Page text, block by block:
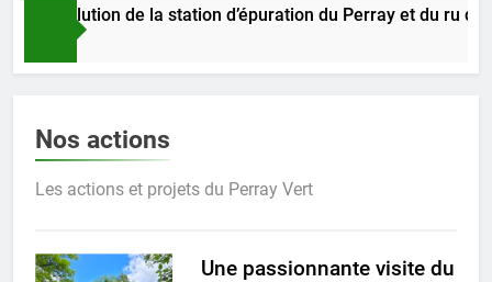
pollution de la station d’épuration du Perray et du ru du
Nos actions
Les actions et projets du Perray Vert
Une passionnante visite du